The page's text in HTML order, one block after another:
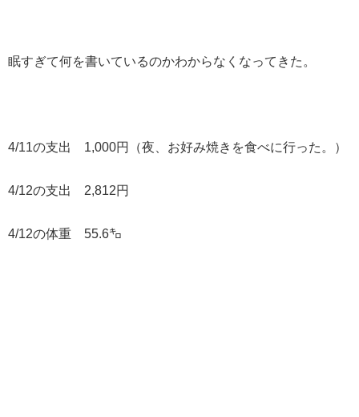
眠すぎて何を書いているのかわからなくなってきた。
4/11の支出 1,000円（夜、お好み焼きを食べに行った。）
4/12の支出 2,812円
4/12の体重 55.6㌔